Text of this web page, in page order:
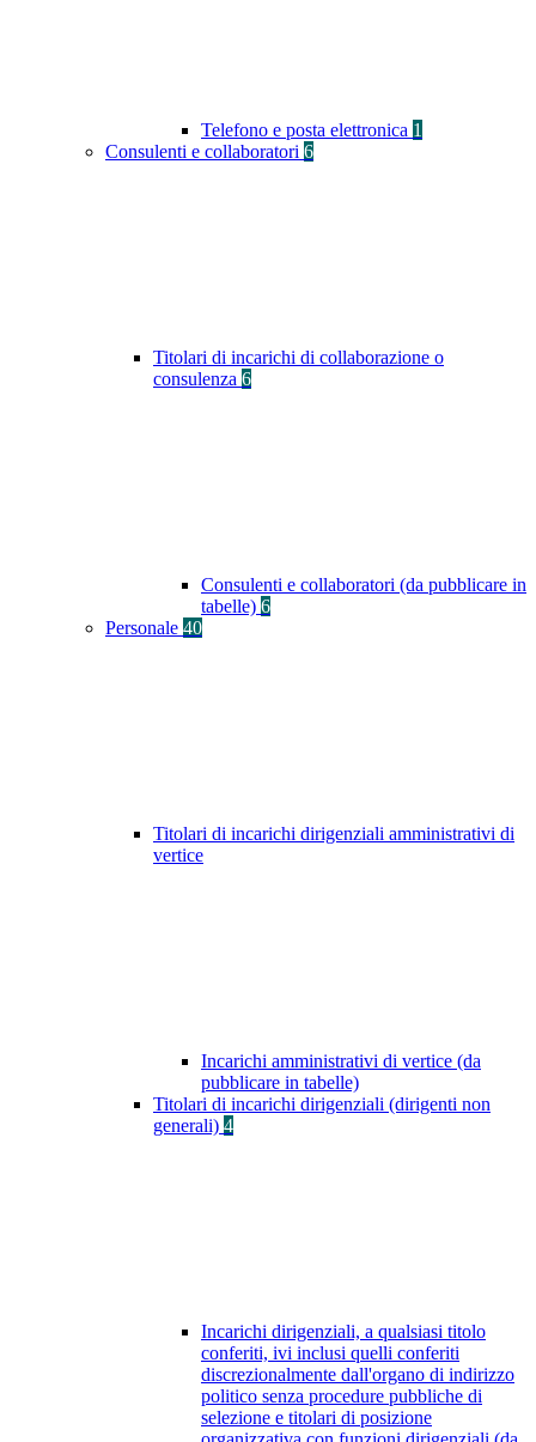
Telefono e posta elettronica 1
Consulenti e collaboratori 6
Titolari di incarichi di collaborazione o
consulenza 6
Consulenti e collaboratori (da pubblicare in
tabelle) 6
Personale 40
Titolari di incarichi dirigenziali amministrativi di
vertice
Incarichi amministrativi di vertice (da
pubblicare in tabelle)
Titolari di incarichi dirigenziali (dirigenti non
generali) 4
Incarichi dirigenziali, a qualsiasi titolo
conferiti, ivi inclusi quelli conferiti
discrezionalmente dall'organo di indirizzo
politico senza procedure pubbliche di
selezione e titolari di posizione